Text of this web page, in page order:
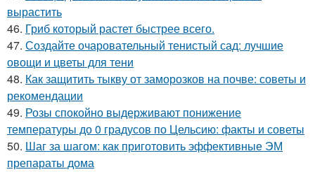
вырастить
46. Гриб который растет быстрее всего.
47. Создайте очаровательный тенистый сад: лучшие
овощи и цветы для тени
48. Как защитить тыкву от заморозков на почве: советы и
рекомендации
49. Розы спокойно выдерживают понижение
температуры до 0 градусов по Цельсию: факты и советы
50. Шаг за шагом: как приготовить эффективные ЭМ
препараты дома